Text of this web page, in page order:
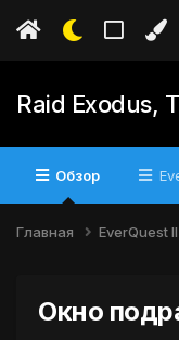
Raid Exodus,
Обзор
Главная EverQuest II
Окно